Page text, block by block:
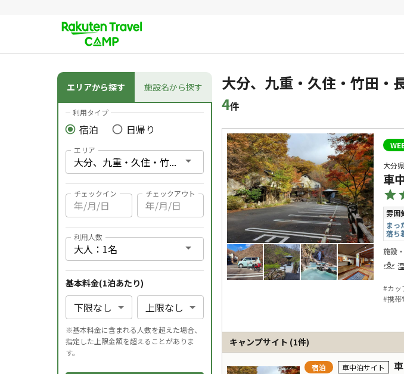
大分、九重・久住・竹田・
4件
検索結果
大分
車
雰囲
まっ
落ち
施設
#カッ
#携帯
キャンプサイト (1件)
宿泊 車中泊サイト
その他のメニュー
条件検索
エリアから探す 施設名から探す
利用タイプ
宿泊 日帰り
エリア
チェックイン チェックアウト
利用人数
基本料金(1泊あたり)
※基本料金に含まれる人数を超えた場合、
指定した上限金額を超えることがありま
す。